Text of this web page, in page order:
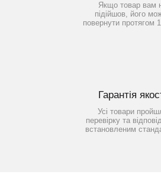
Якщо товар вам
підійшов, його
повернути протягом
Гарантія
Усі товари
перевірку та
встановленим